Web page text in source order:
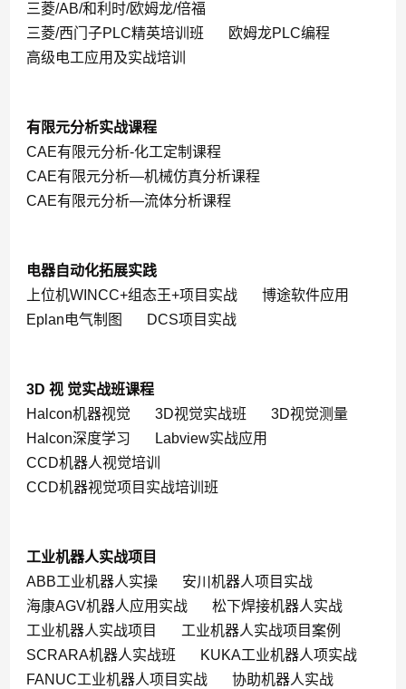
三菱/AB/和利时/欧姆龙/倍福
三菱/西门子PLC精英培训班
欧姆龙PLC编程
高级电工应用及实战培训
有限元分析实战课程
CAE有限元分析-化工定制课程
CAE有限元分析—机械仿真分析课程
CAE有限元分析—流体分析课程
电器自动化拓展实践
上位机WINCC+组态王+项目实战
博途软件应用
Eplan电气制图
DCS项目实战
3D 视 觉实战班课程
Halcon机器视觉
3D视觉实战班
3D视觉测量
Halcon深度学习
Labview实战应用
CCD机器人视觉培训
CCD机器视觉项目实战培训班
工业机器人实战项目
ABB工业机器人实操
安川机器人项目实战
海康AGV机器人应用实战
松下焊接机器人实战
工业机器人实战项目
工业机器人实战项目案例
SCRARA机器人实战班
KUKA工业机器人项实战
FANUC工业机器人项目实战
协助机器人实战